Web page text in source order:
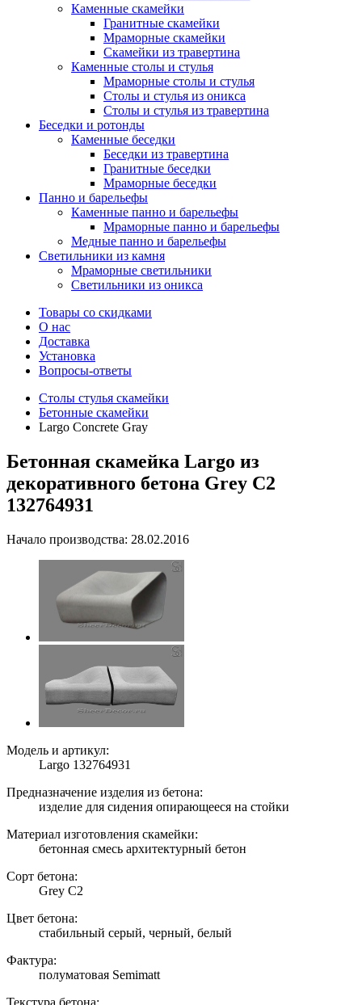
Каменные скамейки
Гранитные скамейки
Мраморные скамейки
Скамейки из травертина
Каменные столы и стулья
Мраморные столы и стулья
Столы и стулья из оникса
Столы и стулья из травертина
Беседки и ротонды
Каменные беседки
Беседки из травертина
Гранитные беседки
Мраморные беседки
Панно и барельефы
Каменные панно и барельефы
Мраморные панно и барельефы
Медные панно и барельефы
Светильники из камня
Мраморные светильники
Светильники из оникса
Товары со скидками
О нас
Доставка
Установка
Вопросы-ответы
Столы стулья скамейки
Бетонные скамейки
Largo Concrete Gray
Бетонная скамейка Largo из
декоративного бетона Grey C2
132764931
Начало производства: 28.02.2016
Модель и артикул:
Largo 132764931
Предназначение изделия из бетона:
изделие для сидения опирающееся на стойки
Материал изготовления скамейки:
бетонная смесь архитектурный бетон
Сорт бетона:
Grey C2
Цвет бетона:
стабильный серый, черный, белый
Фактура:
полуматовая Semimatt
Текстура бетона: